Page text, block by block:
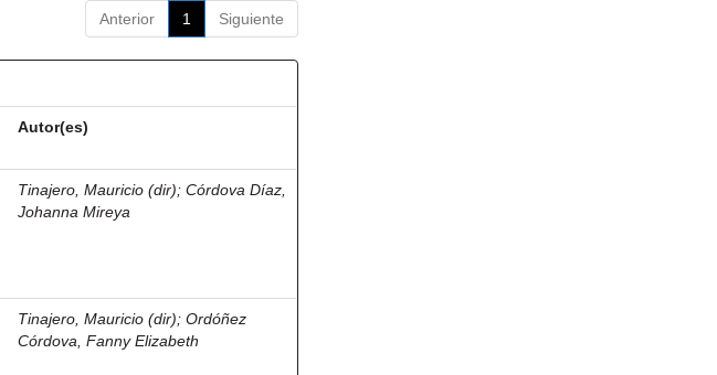
Anterior 1 Siguiente
Autor(es)
Tinajero, Mauricio (dir);Córdova Díaz,
Johanna Mireya
Tinajero, Mauricio (dir);Ordóñez
Córdova, Fanny Elizabeth